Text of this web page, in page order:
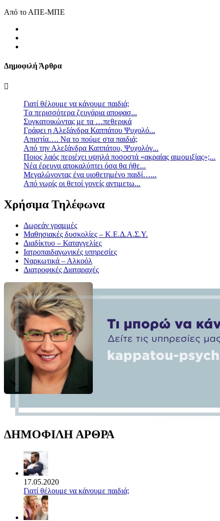
Από το ΑΠΕ-ΜΠΕ
Δημοφιλή Άρθρα
Γιατί θέλουμε να κάνουμε παιδιά;
Tα περισσότερα ζευγάρια αποφασ...
Συγκατοικώντας με τα …πεθερικά
Γράφει η Αλεξάνδρα Καππάτου Ψυχολό...
Απιστία…. Να το πούμε στα παιδιά;
Από την Αλεξάνδρα Καππάτου, Ψυχολόγ...
Ποιος λαός περιέχει υψηλά ποσοστά «ακραίας αιμομιξίας»;...
Νέα έρευνα αποκαλύπτει όσα θα ήθε...
Mεγαλώνοντας ένα υιοθετημένο παιδί…...
Aπό νωρίς οι θετοί γονείς αντιμετω...
Χρήσιμα Τηλέφωνα
Δωρεάν γραμμές
Μαθησιακές δυσκολίες – Κ.Ε.Δ.Α.Σ.Υ.
Διαδίκτυο – Καταγγελίες
Ιατροπαιδαγωγικές υπηρεσίες
Ναρκωτικά – Αλκοόλ
Διατροφικές Διαταραχές
ΔΗΜΟΦΙΛΗ ΑΡΘΡΑ
17.05.2020
Γιατί θέλουμε να κάνουμε παιδιά;